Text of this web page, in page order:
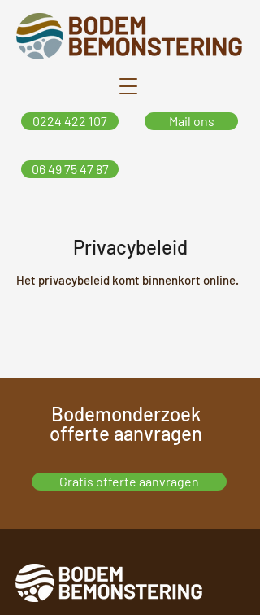
0224 422 107 Mail ons
06 49 75 47 87
Privacybeleid
Het privacybeleid komt binnenkort online.
Bodemonderzoek
offerte aanvragen
Gratis offerte aanvragen